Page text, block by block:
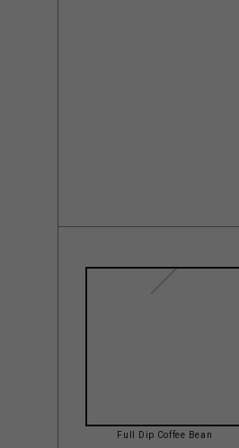
Full Dip Coffee Bean